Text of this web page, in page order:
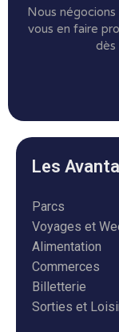
Nous
vous en faire
dès
Les
Parcs
Voyages et
Alimentation
Commerces
Billetterie
Sorties et